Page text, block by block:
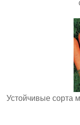
Устойчивые сорта